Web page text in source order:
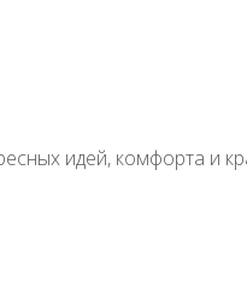
идей, комфорта и